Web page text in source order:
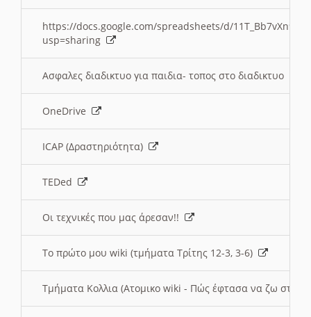
https://docs.google.com/spreadsheets/d/
usp=sharing
Ασφαλες διαδικτυο για παιδια- τοπος στο διαδικτυο
OneDrive
ICAP (Δραστηριότητα)
TEDed
Οι τεχνικές που μας άρεσαν!!
Το πρώτο μου wiki (τμήματα Τρίτης 12-3, 3-6)
Τμήματα Κολλια (Ατομικο wiki - Πώς έφτασα να ζω στην